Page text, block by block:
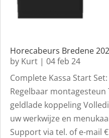
Horecabeurs Bredene
by Kurt | 04 feb 24
Complete Kassa Start Set:
Regelbaar
geldlade koppeling
uw werkwijze en
Support via tel. of e-mail